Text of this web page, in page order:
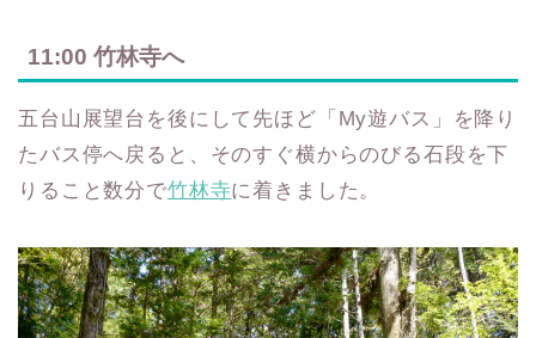
11:00 竹林寺へ
五台山展望台を後にして先ほど「My遊バス」を降り
たバス停へ戻ると、そのすぐ横からのびる石段を下
りること数分で竹林寺に着きました。